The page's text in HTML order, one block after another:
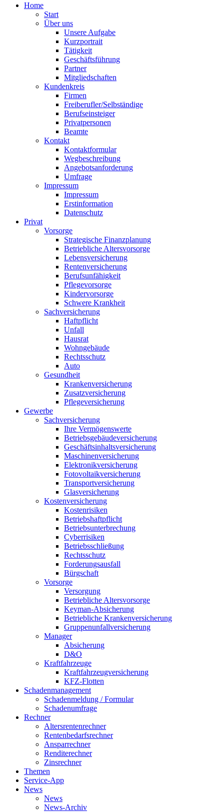
Home
Start
Über uns
Unsere Aufgabe
Kurzportrait
Tätigkeit
Geschäftsführung
Partner
Mitgliedschaften
Kundenkreis
Firmen
Freiberufler/Selbständige
Berufseinsteiger
Privatpersonen
Beamte
Kontakt
Kontaktformular
Wegbeschreibung
Angebotsanforderung
Umfrage
Impressum
Impressum
Erstinformation
Datenschutz
Privat
Vorsorge
Strategische Finanzplanung
Betriebliche Altersvorsorge
Lebensversicherung
Rentenversicherung
Berufsunfähigkeit
Pflegevorsorge
Kindervorsorge
Schwere Krankheit
Sachversicherung
Haftpflicht
Unfall
Hausrat
Wohngebäude
Rechtsschutz
Auto
Gesundheit
Krankenversicherung
Zusatzversicherung
Pflegeversicherung
Gewerbe
Sachversicherung
Ihre Vermögenswerte
Betriebsgebäudeversicherung
Geschäftsinhaltsversicherung
Maschinenversicherung
Elektronikversicherung
Fotovoltaikversicherung
Transportversicherung
Glasversicherung
Kostenversicherung
Kostenrisiken
Betriebshaftpflicht
Betriebsunterbrechung
Cyberrisiken
Betriebsschließung
Rechtsschutz
Forderungsausfall
Bürgschaft
Vorsorge
Versorgung
Betriebliche Altersvorsorge
Keyman-Absicherung
Betriebliche Krankenversicherung
Gruppenunfallversicherung
Manager
Absicherung
D&O
Kraftfahrzeuge
Kraftfahrzeugversicherung
KFZ-Flotten
Schadenmanagement
Schadenmeldung / Formular
Schadenumfrage
Rechner
Altersrentenrechner
Rentenbedarfsrechner
Ansparrechner
Renditerechner
Zinsrechner
Themen
Service-App
News
News
News-Archiv